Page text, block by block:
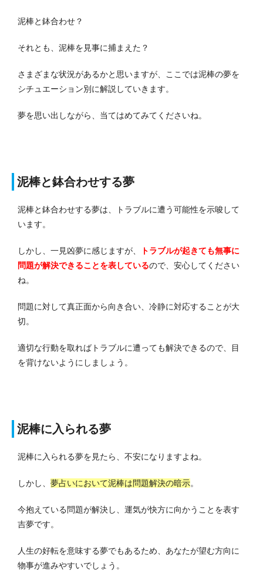
泥棒と鉢合わせ？
それとも、泥棒を見事に捕まえた？
さまざまな状況があるかと思いますが、ここでは泥棒の夢を
シチュエーション別に解説していきます。
夢を思い出しながら、当てはめてみてくださいね。
泥棒と鉢合わせする夢
泥棒と鉢合わせする夢は、トラブルに遭う可能性を示唆して
います。
しかし、一見凶夢に感じますが、
トラブルが起きても無事に
問題が解決できることを表しているので、安心してください
ね。
問題に対して真正面から向き合い、冷静に対応することが大
切。
適切な行動を取ればトラブルに遭っても解決できるので、目
を背けないようにしましょう。
泥棒に入られる夢
泥棒に入られる夢を見たら、不安になりますよね。
しかし、 夢占いにおいて泥棒は問題解決の暗示。
今抱えている問題が解決し、運気が快方に向かうことを表す
吉夢です。
人生の好転を意味する夢でもあるため、あなたが望む方向に
物事が進みやすいでしょう。